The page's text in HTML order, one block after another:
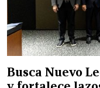
Busca Nuevo